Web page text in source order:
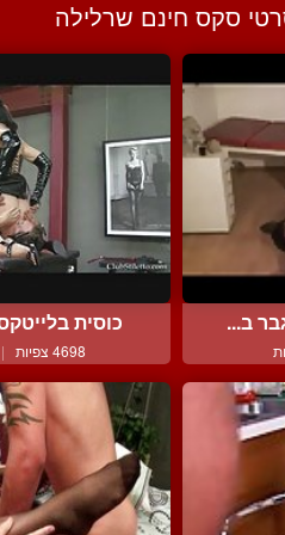
סקס חינם שרלילה
ב... כוסית
4698 צפיות |